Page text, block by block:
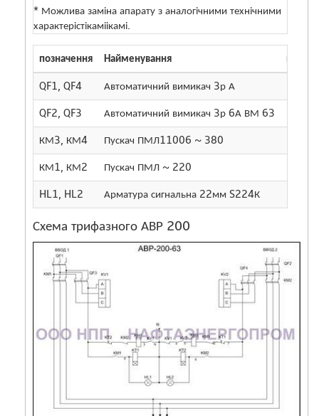
* Можлива заміна апарату з аналогічними технічними
характерістікаміікамі.
позначення Найменування
QF1, QF4 Автоматичний вимикач 3р А
QF2, QF3 Автоматичний вимикач 3р 6А ВМ 63
КМ3, КМ4 Пускач ПМЛ11006 ~ 380
КМ1, КМ2 Пускач ПМЛ ~ 220
HL1, HL2 Арматура сигнальна 22мм S224К
Схема трифазного АВР 200